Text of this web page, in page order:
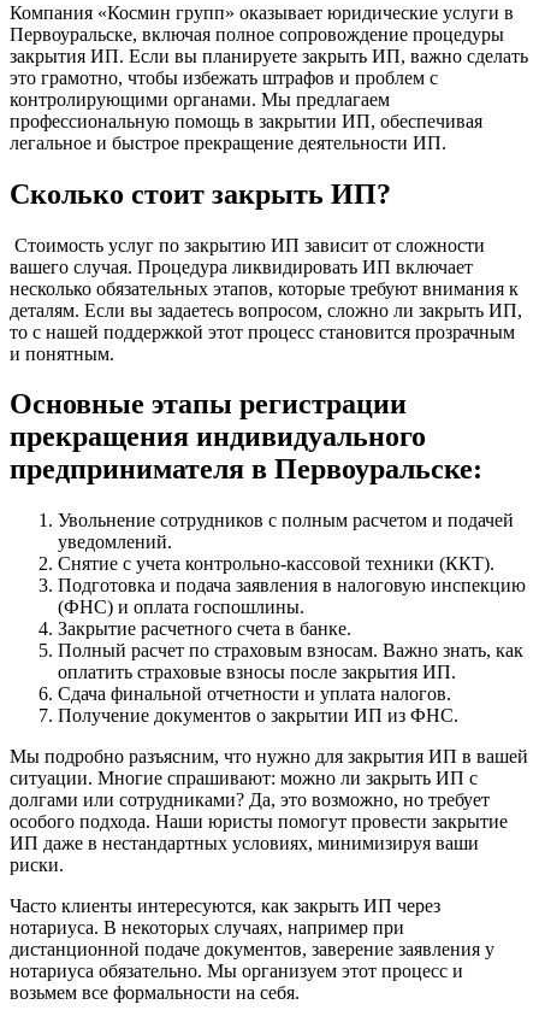
Компания «Космин групп» оказывает юридические услуги в
Первоуральске, включая полное сопровождение процедуры
закрытия ИП. Если вы планируете закрыть ИП, важно сделать
это грамотно, чтобы избежать штрафов и проблем с
контролирующими органами. Мы предлагаем
профессиональную помощь в закрытии ИП, обеспечивая
легальное и быстрое прекращение деятельности ИП.
Сколько стоит закрыть ИП?
Стоимость услуг по закрытию ИП зависит от сложности
вашего случая. Процедура ликвидировать ИП включает
несколько обязательных этапов, которые требуют внимания к
деталям. Если вы задаетесь вопросом, сложно ли закрыть ИП,
то с нашей поддержкой этот процесс становится прозрачным
и понятным.
Основные этапы регистрации
прекращения индивидуального
предпринимателя в Первоуральске:
Увольнение сотрудников с полным расчетом и подачей
уведомлений.
Снятие с учета контрольно-кассовой техники (ККТ).
Подготовка и подача заявления в налоговую инспекцию
(ФНС) и оплата госпошлины.
Закрытие расчетного счета в банке.
Полный расчет по страховым взносам. Важно знать, как
оплатить страховые взносы после закрытия ИП.
Сдача финальной отчетности и уплата налогов.
Получение документов о закрытии ИП из ФНС.
Мы подробно разъясним, что нужно для закрытия ИП в вашей
ситуации. Многие спрашивают: можно ли закрыть ИП с
долгами или сотрудниками? Да, это возможно, но требует
особого подхода. Наши юристы помогут провести закрытие
ИП даже в нестандартных условиях, минимизируя ваши
риски.
Часто клиенты интересуются, как закрыть ИП через
нотариуса. В некоторых случаях, например при
дистанционной подаче документов, заверение заявления у
нотариуса обязательно. Мы организуем этот процесс и
возьмем все формальности на себя.